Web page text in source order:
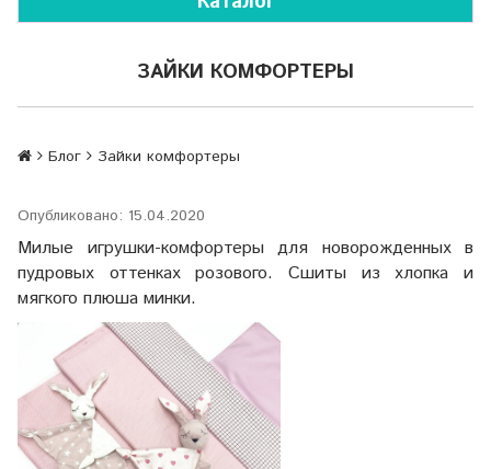
ЗАЙКИ КОМФОРТЕРЫ
Блог Зайки комфортеры
Опубликовано: 15.04.2020
Милые игрушки-комфортеры для новорожденных в
пудровых оттенках розового. Сшиты из хлопка и
мягкого плюша минки.